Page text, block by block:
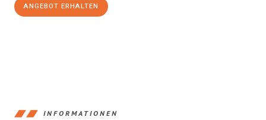
ANGEBOT ERHALTEN
INFORMATIONEN